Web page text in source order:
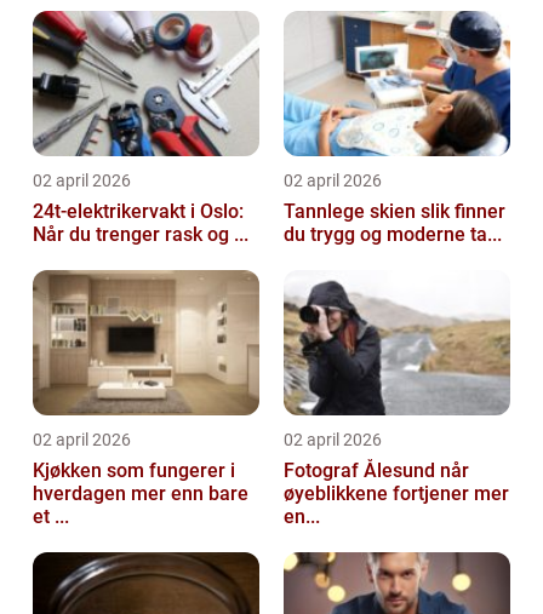
02 april 2026
24t-elektrikervakt i Oslo:
Når du trenger rask og ...
02 april 2026
Tannlege skien slik finner
du trygg og moderne ta...
02 april 2026
Kjøkken som fungerer i
hverdagen mer enn bare
et ...
02 april 2026
Fotograf Ålesund når
øyeblikkene fortjener mer
en...